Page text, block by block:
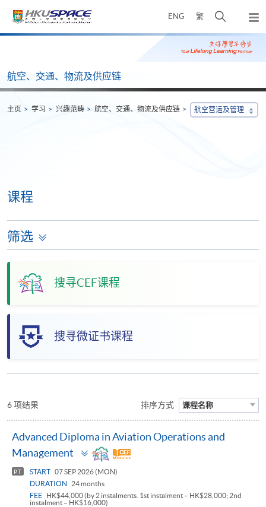
ENG 繁
开
搜
寻
面
弹
出
主
Main
航空、交通、物流及供应链
主页 学习 兴趣范畴 航空、交通、物流及供应链 航空营运及管理
课程
筛选
搜寻CEF课程
搜寻微证书课程
6 项结果 排序方式 课程名称
Advanced Diploma in Aviation Operations and
Management
Toggle
panel
PT START 07 SEP 2026 (MON)
DURATION
24 months
FEE
HK$44,000 (by 2 instalments. 1st instalment – HK$28,000; 2nd
instalment – HK$16,000)